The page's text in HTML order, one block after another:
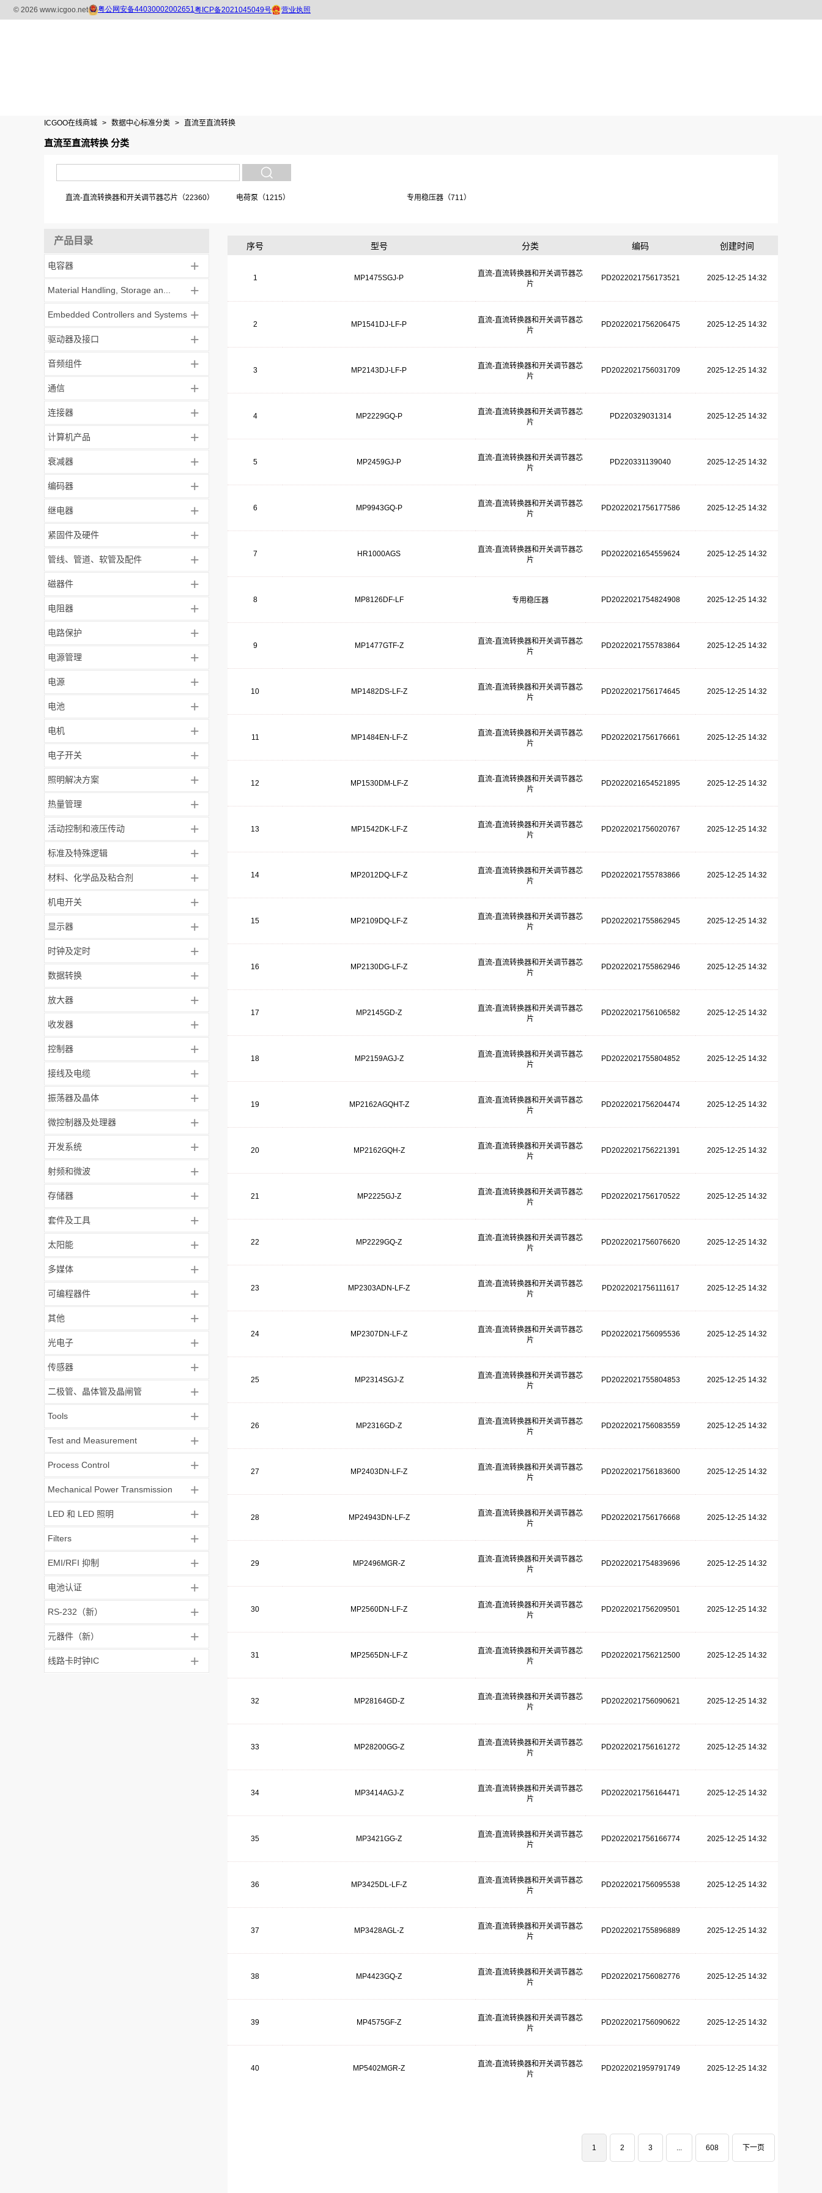
ICGOO在线商城 > 数据中心标准分类 > 直流至直流转换
直流至直流转换 分类
直流-直流转换器和开关调节器芯片（22360） 电荷泵（1215） 专用稳压器（711）
产品目录
电容器 +
Material Handling, Storage an... +
Embedded Controllers and Systems +
驱动器及接口 +
音频组件 +
通信 +
连接器 +
计算机产品 +
衰减器 +
编码器 +
继电器 +
紧固件及硬件 +
管线、管道、软管及配件 +
磁器件 +
电阻器 +
电路保护 +
电源管理 +
电源 +
电池 +
电机 +
电子开关 +
照明解决方案 +
热量管理 +
活动控制和液压传动 +
标准及特殊逻辑 +
材料、化学品及粘合剂 +
机电开关 +
显示器 +
时钟及定时 +
数据转换 +
放大器 +
收发器 +
控制器 +
接线及电缆 +
振荡器及晶体 +
微控制器及处理器 +
开发系统 +
射频和微波 +
存储器 +
套件及工具 +
太阳能 +
多媒体 +
可编程器件 +
其他 +
光电子 +
传感器 +
二极管、晶体管及晶闸管 +
Tools +
Test and Measurement +
Process Control +
Mechanical Power Transmission +
LED 和 LED 照明 +
Filters +
EMI/RFI 抑制 +
电池认证 +
RS-232（新） +
元器件（新） +
线路卡时钟IC +
序号 型号 分类 编码 创建时间
1 MP1475SGJ-P
直流-直流转换器和开关调节器芯
片
PD2022021756173521 2025-12-25 14:32
2 MP1541DJ-LF-P
直流-直流转换器和开关调节器芯
片
PD2022021756206475 2025-12-25 14:32
3 MP2143DJ-LF-P
直流-直流转换器和开关调节器芯
片
PD2022021756031709 2025-12-25 14:32
4 MP2229GQ-P
直流-直流转换器和开关调节器芯
片
PD220329031314 2025-12-25 14:32
5 MP2459GJ-P
直流-直流转换器和开关调节器芯
片
PD220331139040 2025-12-25 14:32
6 MP9943GQ-P
直流-直流转换器和开关调节器芯
片
PD2022021756177586 2025-12-25 14:32
7 HR1000AGS
直流-直流转换器和开关调节器芯
片
PD2022021654559624 2025-12-25 14:32
8 MP8126DF-LF 专用稳压器 PD2022021754824908 2025-12-25 14:32
9 MP1477GTF-Z
直流-直流转换器和开关调节器芯
片
PD2022021755783864 2025-12-25 14:32
10 MP1482DS-LF-Z
直流-直流转换器和开关调节器芯
片
PD2022021756174645 2025-12-25 14:32
11 MP1484EN-LF-Z
直流-直流转换器和开关调节器芯
片
PD2022021756176661 2025-12-25 14:32
12 MP1530DM-LF-Z
直流-直流转换器和开关调节器芯
片
PD2022021654521895 2025-12-25 14:32
13 MP1542DK-LF-Z
直流-直流转换器和开关调节器芯
片
PD2022021756020767 2025-12-25 14:32
14 MP2012DQ-LF-Z
直流-直流转换器和开关调节器芯
片
PD2022021755783866 2025-12-25 14:32
15 MP2109DQ-LF-Z
直流-直流转换器和开关调节器芯
片
PD2022021755862945 2025-12-25 14:32
16 MP2130DG-LF-Z
直流-直流转换器和开关调节器芯
片
PD2022021755862946 2025-12-25 14:32
17 MP2145GD-Z
直流-直流转换器和开关调节器芯
片
PD2022021756106582 2025-12-25 14:32
18 MP2159AGJ-Z
直流-直流转换器和开关调节器芯
片
PD2022021755804852 2025-12-25 14:32
19 MP2162AGQHT-Z
直流-直流转换器和开关调节器芯
片
PD2022021756204474 2025-12-25 14:32
20 MP2162GQH-Z
直流-直流转换器和开关调节器芯
片
PD2022021756221391 2025-12-25 14:32
21 MP2225GJ-Z
直流-直流转换器和开关调节器芯
片
PD2022021756170522 2025-12-25 14:32
22 MP2229GQ-Z
直流-直流转换器和开关调节器芯
片
PD2022021756076620 2025-12-25 14:32
23 MP2303ADN-LF-Z
直流-直流转换器和开关调节器芯
片
PD2022021756111617 2025-12-25 14:32
24 MP2307DN-LF-Z
直流-直流转换器和开关调节器芯
片
PD2022021756095536 2025-12-25 14:32
25 MP2314SGJ-Z
直流-直流转换器和开关调节器芯
片
PD2022021755804853 2025-12-25 14:32
26 MP2316GD-Z
直流-直流转换器和开关调节器芯
片
PD2022021756083559 2025-12-25 14:32
27 MP2403DN-LF-Z
直流-直流转换器和开关调节器芯
片
PD2022021756183600 2025-12-25 14:32
28 MP24943DN-LF-Z
直流-直流转换器和开关调节器芯
片
PD2022021756176668 2025-12-25 14:32
29 MP2496MGR-Z
直流-直流转换器和开关调节器芯
片
PD2022021754839696 2025-12-25 14:32
30 MP2560DN-LF-Z
直流-直流转换器和开关调节器芯
片
PD2022021756209501 2025-12-25 14:32
31 MP2565DN-LF-Z
直流-直流转换器和开关调节器芯
片
PD2022021756212500 2025-12-25 14:32
32 MP28164GD-Z
直流-直流转换器和开关调节器芯
片
PD2022021756090621 2025-12-25 14:32
33 MP28200GG-Z
直流-直流转换器和开关调节器芯
片
PD2022021756161272 2025-12-25 14:32
34 MP3414AGJ-Z
直流-直流转换器和开关调节器芯
片
PD2022021756164471 2025-12-25 14:32
35 MP3421GG-Z
直流-直流转换器和开关调节器芯
片
PD2022021756166774 2025-12-25 14:32
36 MP3425DL-LF-Z
直流-直流转换器和开关调节器芯
片
PD2022021756095538 2025-12-25 14:32
37 MP3428AGL-Z
直流-直流转换器和开关调节器芯
片
PD2022021755896889 2025-12-25 14:32
38 MP4423GQ-Z
直流-直流转换器和开关调节器芯
片
PD2022021756082776 2025-12-25 14:32
39 MP4575GF-Z
直流-直流转换器和开关调节器芯
片
PD2022021756090622 2025-12-25 14:32
40 MP5402MGR-Z
直流-直流转换器和开关调节器芯
片
PD2022021959791749 2025-12-25 14:32
1 2 3 ... 608 下一页